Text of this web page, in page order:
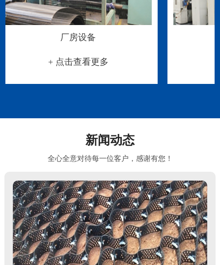
单向拉伸塑料土工格栅
程案例
程案例
程案例
厂房设备
+ 点击查看更多
工程案例
新闻动态
全心全意对待每一位客户，感谢有您！